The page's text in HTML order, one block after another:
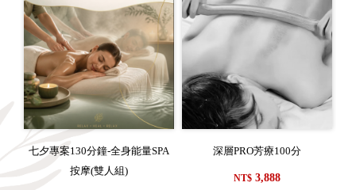
七夕專案130分鐘-全身能量SPA
按摩(雙人組)
深層PRO芳療100分
NT$ 3,888